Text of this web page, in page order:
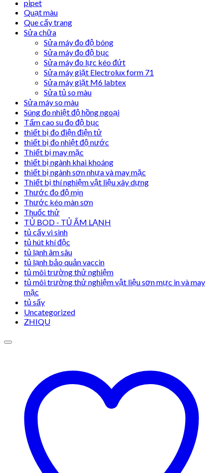
pipet
Quạt màu
Que cấy trang
Sửa chữa
Sửa máy đo độ bóng
Sửa máy đo độ bục
Sửa máy đo lực kéo đứt
Sửa máy giặt Electrolux form 71
Sửa máy giặt M6 labtex
Sửa tủ so màu
Sửa máy so màu
Súng đo nhiệt độ hồng ngoại
Tấm cao su đo độ bục
thiết bị đo điện điện tử
thiết bị đo nhiệt độ nước
Thiết bị may mặc
thiết bị ngành khai khoáng
thiết bị ngành sơn nhựa và may mặc
Thiết bị thí nghiệm vật liệu xây dựng
Thước đo độ mịn
Thước kéo màn sơn
Thuốc thử
TỦ BOD - TỦ ẤM LẠNH
tủ cấy vi sinh
tủ hút khí độc
tủ lạnh âm sâu
tủ lạnh bảo quản vaccin
tủ môi trường thử nghiệm
tủ môi trường thử nghiệm vật liệu sơn mực in và may
mặc
tủ sấy
Uncategorized
ZHIQU